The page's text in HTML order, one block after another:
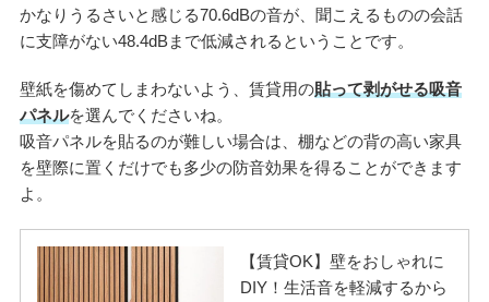
かなりうるさいと感じる70.6dBの音が、聞こえるものの会話
に支障がない48.4dBまで低減されるということです。
壁紙を傷めてしまわないよう、賃貸用の貼って剥がせる吸音
パネルを選んでくださいね。
吸音パネルを貼るのが難しい場合は、棚などの背の高い家具
を壁際に置くだけでも多少の防音効果を得ることができます
よ。
【賃貸OK】壁をおしゃれに
DIY！生活音を軽減するから